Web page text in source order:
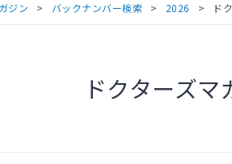
ジン バックナンバー検索 2026 ド
ドクターズ